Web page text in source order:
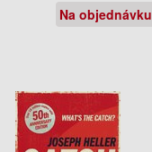
Na objednávku